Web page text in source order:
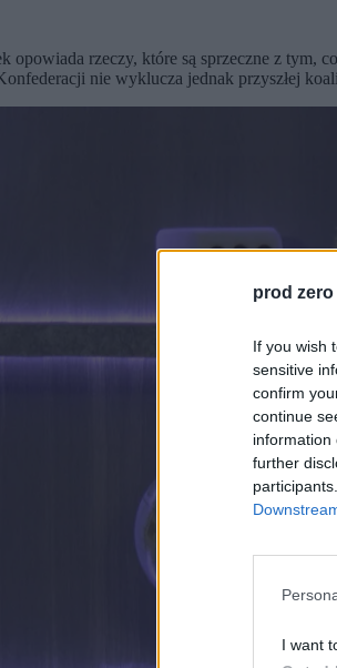
prod
If you wish
sensitive
confirm
continue
information
further
I want
opowiada rzeczy, które są sprzeczne z
nie wyklucza jednak przyszłej